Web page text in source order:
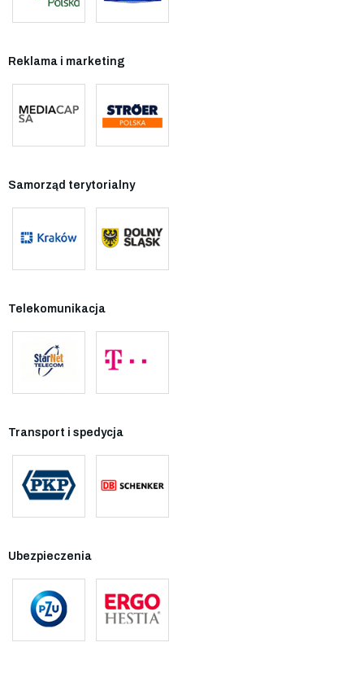
Reklama i marketing
Samorząd terytorialny
Telekomunikacja
Transport i spedycja
Ubezpieczenia